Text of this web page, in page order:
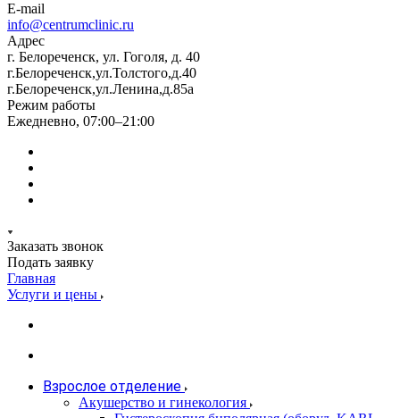
E-mail
info@centrumclinic.ru
Адрес
г. Белореченск, ул. Гоголя, д. 40
г.Белореченск,ул.Толстого,д.40
г.Белореченск,ул.Ленина,д.85а
Режим работы
Ежедневно, 07:00–21:00
Заказать звонок
Подать заявку
Главная
Услуги и цены
Взрослое отделение
Акушерство и гинекология